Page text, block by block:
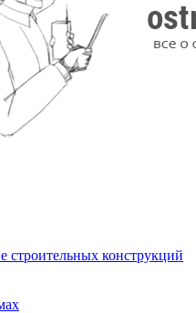
строительных конструкций